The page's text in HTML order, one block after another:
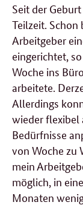
Seit der
Teilzeit.
Arbeitgeber
eingerichtet,
Woche ins
arbeitete.
Allerdings
wieder flexibel
Bedürfnisse
von Woche zu
mein
möglich, in
Monaten